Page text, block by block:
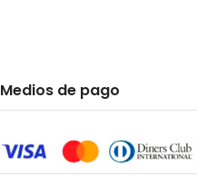
Medios de pago